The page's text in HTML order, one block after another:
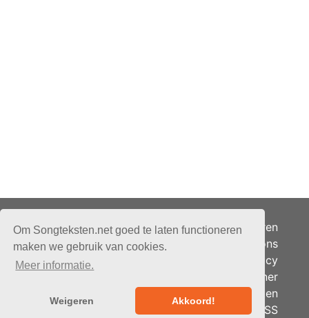
Om Songteksten.net goed te laten functioneren
maken we gebruik van cookies.
Meer informatie.
Weigeren Akkoord!
Alle rechten voorbehouden.
bandhosting.nl
Adverteren
Over ons
Je privacy
Partner
Berichten
RSS